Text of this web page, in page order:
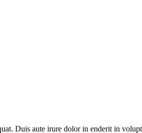
Duis aute irure dolor in enderit in